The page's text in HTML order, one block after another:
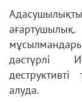
дәстүрлі
алуда.